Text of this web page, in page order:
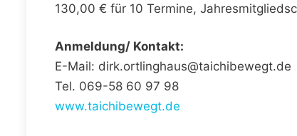
130,00 € für 10 Termine,
Anmeldung/ Kontakt:
E-Mail: dirk.ortlinghaus@taichibewegt.de
Tel. 069-58 60 97 98
www.taichibewegt.de